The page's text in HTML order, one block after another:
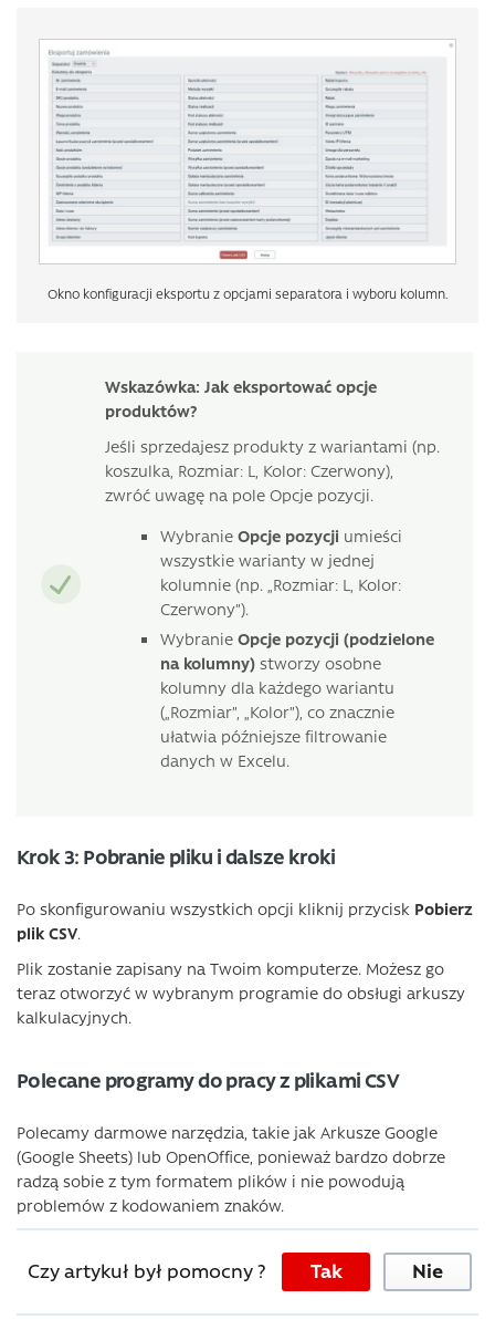
Okno konfiguracji eksportu z opcjami separatora i wyboru kolumn.
Wskazówka: Jak eksportować opcje
produktów?
Jeśli sprzedajesz produkty z wariantami (np.
koszulka, Rozmiar: L, Kolor: Czerwony),
zwróć uwagę na pole Opcje pozycji.
Wybranie Opcje pozycji umieści
wszystkie warianty w jednej
kolumnie (np. „Rozmiar: L, Kolor:
Czerwony”).
Wybranie Opcje pozycji (podzielone
na kolumny) stworzy osobne
kolumny dla każdego wariantu
(„Rozmiar”, „Kolor”), co znacznie
ułatwia późniejsze filtrowanie
danych w Excelu.
Krok 3: Pobranie pliku i dalsze kroki
Po skonfigurowaniu wszystkich opcji kliknij przycisk Pobierz
plik CSV.
Plik zostanie zapisany na Twoim komputerze. Możesz go
teraz otworzyć w wybranym programie do obsługi arkuszy
kalkulacyjnych.
Polecane programy do pracy z plikami CSV
Polecamy darmowe narzędzia, takie jak Arkusze Google
(Google Sheets) lub OpenOffice, ponieważ bardzo dobrze
radzą sobie z tym formatem plików i nie powodują
problemów z kodowaniem znaków.
Czy artykuł był pomocny ? Tak Nie